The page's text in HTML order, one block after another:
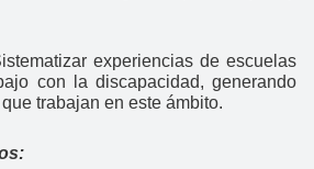
experiencias de escuelas
con la discapacidad, generando
trabajan en este ámbito.